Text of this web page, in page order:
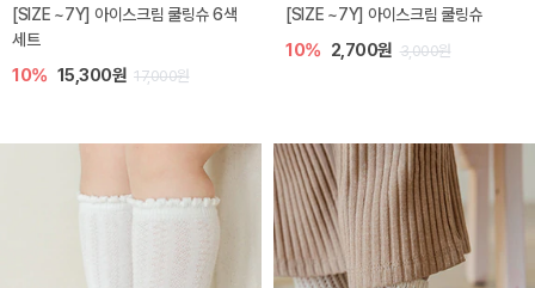
[SIZE ~7Y] 아이스크림 쿨링슈 6색
세트
10% 15,300원 17,000원
[SIZE ~7Y] 아이스크림 쿨링슈
10% 2,700원 3,000원